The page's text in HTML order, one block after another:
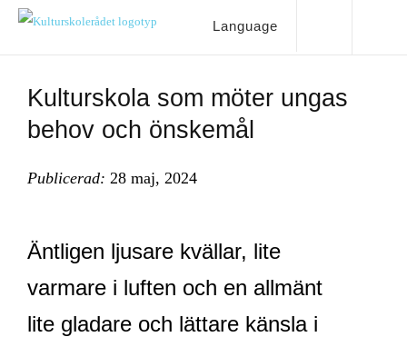
Language
Kulturskola som möter ungas
behov och önskemål
Publicerad: 28 maj, 2024
Äntligen ljusare kvällar, lite
varmare i luften och en allmänt
lite gladare och lättare känsla i